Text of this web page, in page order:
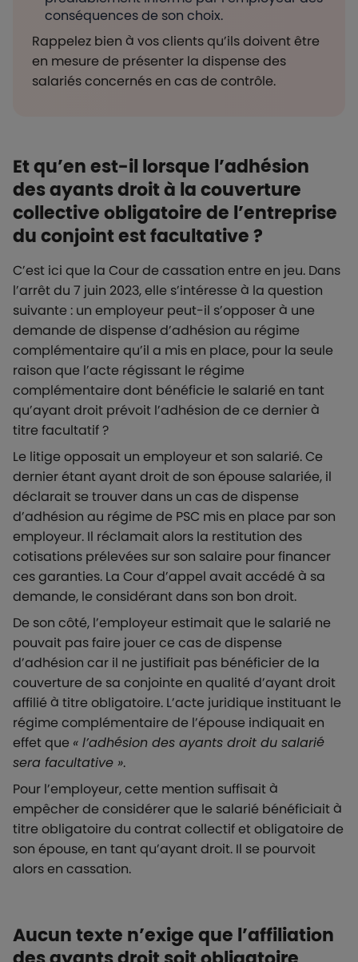
conséquences de son choix.
Rappelez bien à vos clients qu’ils doivent être
en mesure de présenter la dispense des
salariés concernés en cas de contrôle.
Et qu’en est-il lorsque l’adhésion
des ayants droit à la couverture
collective obligatoire de l’entreprise
du conjoint est facultative ?
C’est ici que la Cour de cassation entre en jeu. Dans
l’arrêt du 7 juin 2023, elle s’intéresse à la question
suivante : un employeur peut-il s’opposer à une
demande de dispense d’adhésion au régime
complémentaire qu’il a mis en place, pour la seule
raison que l’acte régissant le régime
complémentaire dont bénéficie le salarié en tant
qu’ayant droit prévoit l’adhésion de ce dernier à
titre facultatif ?
Le litige opposait un employeur et son salarié. Ce
dernier étant ayant droit de son épouse salariée, il
déclarait se trouver dans un cas de dispense
d’adhésion au régime de PSC mis en place par son
employeur. Il réclamait alors la restitution des
cotisations prélevées sur son salaire pour financer
ces garanties. La Cour d’appel avait accédé à sa
demande, le considérant dans son bon droit.
De son côté, l’employeur estimait que le salarié ne
pouvait pas faire jouer ce cas de dispense
d’adhésion car il ne justifiait pas bénéficier de la
couverture de sa conjointe en qualité d’ayant droit
affilié à titre obligatoire. L’acte juridique instituant le
régime complémentaire de l’épouse indiquait en
effet que « l’adhésion des ayants droit du salarié
sera facultative ».
Pour l’employeur, cette mention suffisait à
empêcher de considérer que le salarié bénéficiait à
titre obligatoire du contrat collectif et obligatoire de
son épouse, en tant qu’ayant droit. Il se pourvoit
alors en cassation.
Aucun texte n’exige que l’affiliation